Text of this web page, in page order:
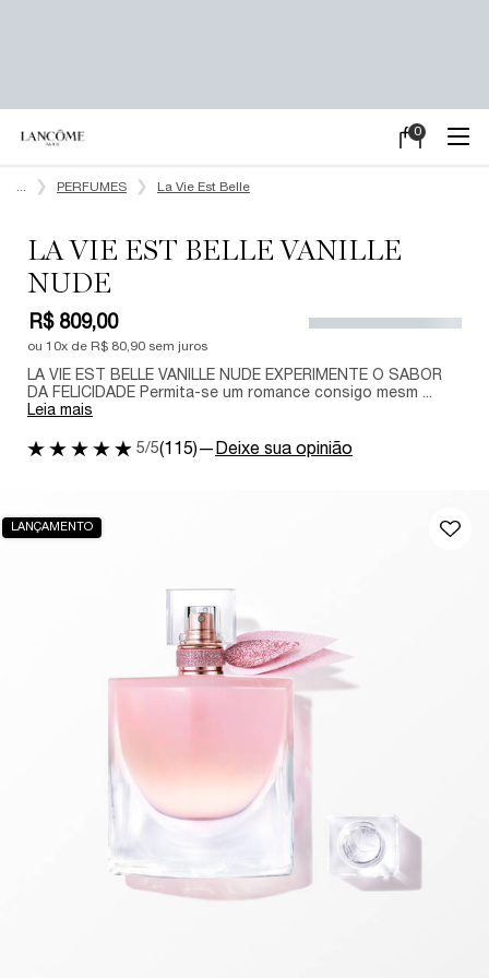
Meu
0
0 product in
PERFUMES La Vie Est Belle
LA VIE EST BELLE VANILLE
NUDE
R$ 809,00
ou 10x de R$ 80,90 sem juros
LA VIE EST BELLE VANILLE NUDE EXPERIMENTE O SABOR
DA FELICIDADE Permita-se um romance consigo mesm ...
Leia mais
5/5(115)— Deixe sua opinião
LANÇAMENTO